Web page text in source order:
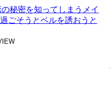
秘密を知ってしまうメイ
ごそうとベルを誘おうと